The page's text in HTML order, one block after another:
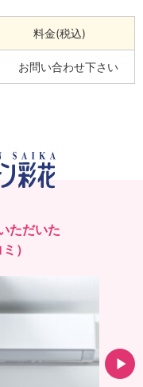
料金(税込)
お問い合わせ下さい
ただいた
）